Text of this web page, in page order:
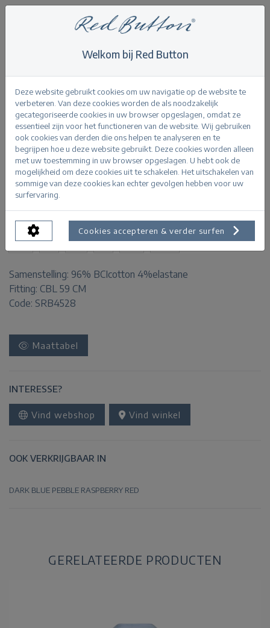
Terry stripe short sleeve
Terug
Terry stripe short sleeve jeansblue
PRODUCTINFORMATIE
BESCHIKBARE MATEN:
XS S M L XL XXL
Samenstelling: 96% BCIcotton 4%elastane
Fitting: CBL 59 CM
Code: SRB4528
Maattabel
INTERESSE?
Vind webshop Vind winkel
OOK VERKRIJGBAAR IN
DARK BLUE PEBBLE RASPBERRY RED
GERELATEERDE PRODUCTEN
Welkom bij Red Button
Deze website gebruikt cookies om uw navigatie op de website te
verbeteren. Van deze cookies worden de als noodzakelijk
gecategoriseerde cookies in uw browser opgeslagen, omdat ze
essentieel zijn voor het functioneren van de website. Wij gebruiken
ook cookies van derden die ons helpen te analyseren en te
begrijpen hoe u deze website gebruikt. Deze cookies worden alleen
met uw toestemming in uw browser opgeslagen. U hebt ook de
mogelijkheid om deze cookies uit te schakelen. Het uitschakelen van
sommige van deze cookies kan echter gevolgen hebben voor uw
surfervaring.
Cookies accepteren & verder surfen